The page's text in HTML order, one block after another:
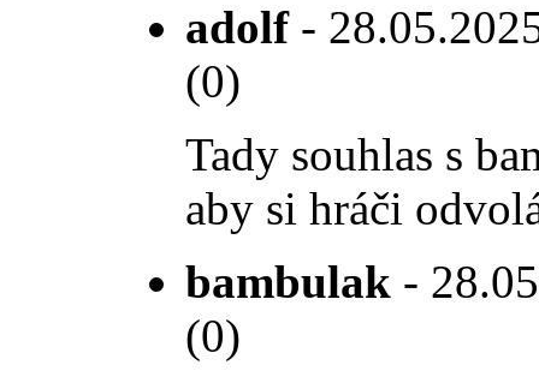
adolf-
(0)
Tady souhlas s
aby si hráči
bambulak -
(0)